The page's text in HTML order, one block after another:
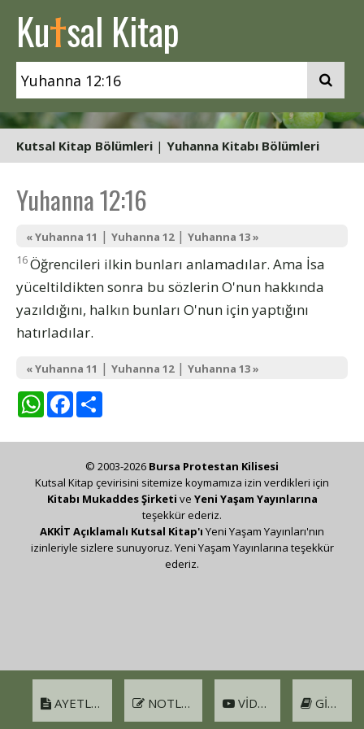
Kutsal Kitap
Kutsal Kitap Bölümleri | Yuhanna Kitabı Bölümleri
Yuhanna 12:16
« Yuhanna 11 | Yuhanna 12| Yuhanna 13 »
16Öğrencileri ilkin bunları anlamadılar. Ama İsa
yüceltildikten sonra bu sözlerin O'nun hakkında
yazıldığını, halkın bunları O'nun için yaptığını
hatırladılar.
« Yuhanna 11 | Yuhanna 12| Yuhanna 13 »
WhatsAppFacebook
AYETLER NOTLAR VIDEO GIRIŞ
© 2003-2026 Bursa Protestan Kilisesi
Kutsal Kitap çevirisini sitemize koymamıza izin verdikleri için
Kitabı Mukaddes Şirketi ve Yeni Yaşam Yayınlarına
teşekkür ederiz.
AKKİT Açıklamalı Kutsal Kitap'ı Yeni Yaşam Yayınları'nın
izinleriyle sizlere sunuyoruz. Yeni Yaşam Yayınlarına teşekkür
ederiz.